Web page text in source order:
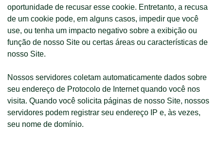
oportunidade de recusar esse cookie. Entretanto, a recusa
de um cookie pode, em alguns casos, impedir que você
use, ou tenha um impacto negativo sobre a exibição ou
função de nosso Site ou certas áreas ou características de
nosso Site.
Nossos servidores coletam automaticamente dados sobre
seu endereço de Protocolo de Internet quando você nos
visita. Quando você solicita páginas de nosso Site, nossos
servidores podem registrar seu endereço IP e, às vezes,
seu nome de domínio.